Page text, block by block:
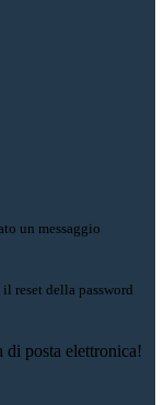
un messaggio
reset della password
di posta elettronica!